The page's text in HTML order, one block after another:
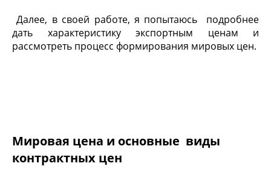
Далее, в своей работе, я попытаюсь подробнее
дать характеристику экспортным ценам и
рассмотреть процесс формирования мировых цен.
Мировая цена и основные виды
контрактных цен